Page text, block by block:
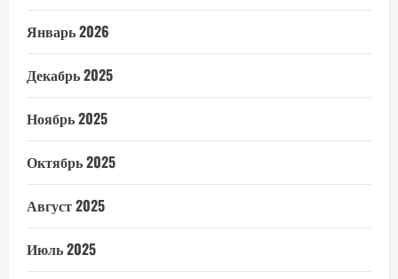
Январь 2026
Декабрь 2025
Ноябрь 2025
Октябрь 2025
Август 2025
Июль 2025